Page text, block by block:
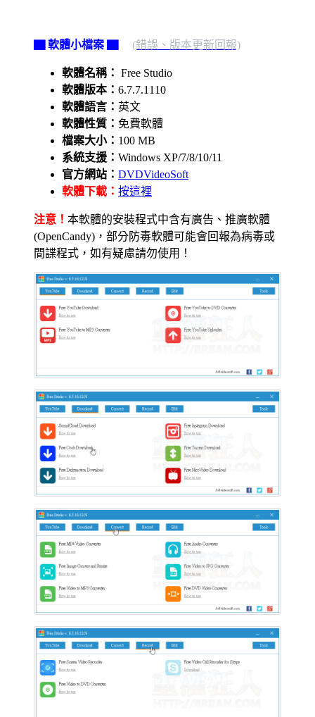
▇ 軟體小檔案 ▇ (錯誤、版本更新回報)
軟體名稱： Free Studio
軟體版本： 6.7.7.1110
軟體語言： 英文
軟體性質： 免費軟體
檔案大小： 100 MB
系統支援： Windows XP/7/8/10/11
官方網站： DVDVideoSoft
軟體下載： 按這裡
注意！ 本軟體的安裝程式中含有廣告、推廣軟體
(OpenCandy)，部分防毒軟體可能會回報為病毒或
間諜程式，如有疑慮請勿使用！